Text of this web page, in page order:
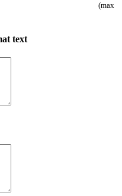
(max
text